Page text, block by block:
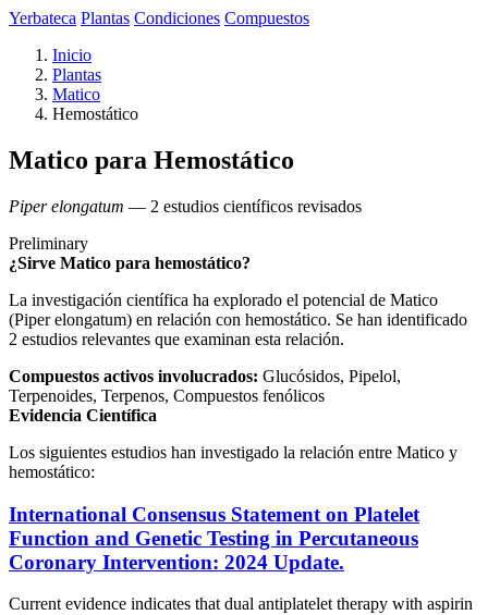
Yerbateca Plantas Condiciones Compuestos
Inicio
Plantas
Matico
Hemostático
Matico para Hemostático
Piper elongatum — 2 estudios científicos revisados
Preliminary
¿Sirve Matico para hemostático?
La investigación científica ha explorado el potencial de Matico
(Piper elongatum) en relación con hemostático. Se han identificado
2 estudios relevantes que examinan esta relación.
Compuestos activos involucrados: Glucósidos, Pipelol,
Terpenoides, Terpenos, Compuestos fenólicos
Evidencia Científica
Los siguientes estudios han investigado la relación entre Matico y
hemostático:
International Consensus Statement on Platelet
Function and Genetic Testing in Percutaneous
Coronary Intervention: 2024 Update.
Current evidence indicates that dual antiplatelet therapy with aspirin